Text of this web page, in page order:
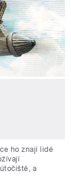
ho znají lidé
a